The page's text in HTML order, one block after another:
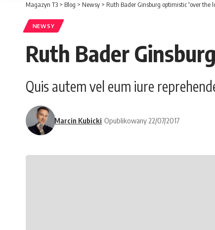
Magazyn T3 > Blog > Newsy > Ruth Bader Ginsburg optimistic 'over the
NEWSY
Ruth Bader
Quis autem vel eum iure
Marcin Kubicki Opublikowany 22/07/2017